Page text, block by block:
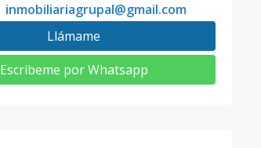
inmobiliariagrupal@gmail.com
Llámame
Escribeme por Whatsapp